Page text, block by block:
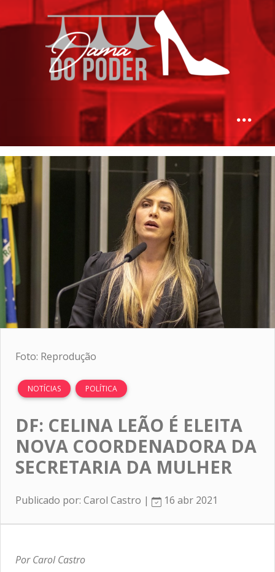
Foto: Reprodução
NOTÍCIAS POLÍTICA
DF: CELINA LEÃO É ELEITA
NOVA COORDENADORA DA
SECRETARIA DA MULHER
Publicado por: Carol Castro | 16 abr 2021
Por Carol Castro